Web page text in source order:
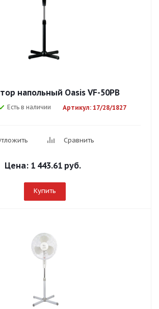
напольный Оasis VF-50PB
Есть в наличии Артикул: 17/28/1827
Сравнить
Цена: 1 443.61 руб.
Купить